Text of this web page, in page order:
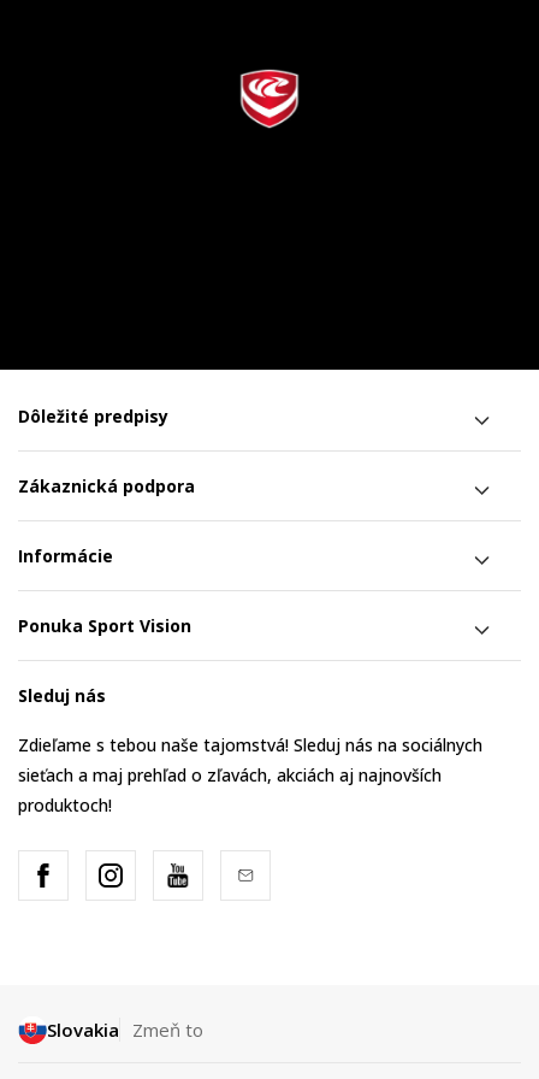
Dôležité predpisy
Zákaznická podpora
Informácie
Ponuka Sport Vision
Sleduj nás
Zdieľame s tebou naše tajomstvá! Sleduj nás na sociálnych
sieťach a maj prehľad o zľavách, akciách aj najnovších
produktoch!
Slovakia Zmeň to